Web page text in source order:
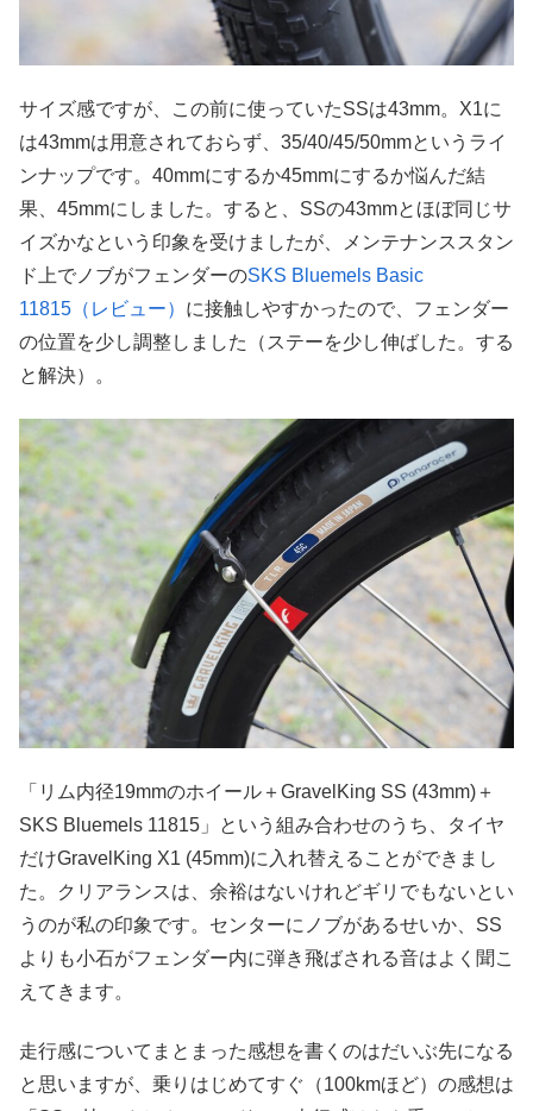
サイズ感ですが、この前に使っていたSSは43mm。X1に
は43mmは用意されておらず、35/40/45/50mmというライ
ンナップです。40mmにするか45mmにするか悩んだ結
果、45mmにしました。すると、SSの43mmとほぼ同じサ
イズかなという印象を受けましたが、メンテナンススタン
ド上でノブがフェンダーのSKS Bluemels Basic
11815（レビュー） に接触しやすかったので、フェンダー
の位置を少し調整しました（ステーを少し伸ばした。する
と解決）。
「リム内径19mmのホイール＋GravelKing SS (43mm)＋
SKS Bluemels 11815」という組み合わせのうち、タイヤ
だけGravelKing X1 (45mm)に入れ替えることができまし
た。クリアランスは、余裕はないけれどギリでもないとい
うのが私の印象です。センターにノブがあるせいか、SS
よりも小石がフェンダー内に弾き飛ばされる音はよく聞こ
えてきます。
走行感についてまとまった感想を書くのはだいぶ先になる
と思いますが、乗りはじめてすぐ（100kmほど）の感想は